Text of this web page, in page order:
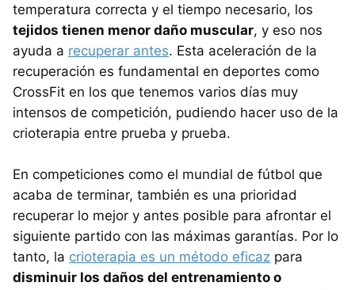
temperatura correcta y el tiempo necesario, los
tejidos tienen menor daño muscular, y eso nos
ayuda a recuperar antes. Esta aceleración de la
recuperación es fundamental en deportes como
CrossFit en los que tenemos varios días muy
intensos de competición, pudiendo hacer uso de la
crioterapia entre prueba y prueba.
En competiciones como el mundial de fútbol que
acaba de terminar, también es una prioridad
recuperar lo mejor y antes posible para afrontar el
siguiente partido con las máximas garantías. Por lo
tanto, la crioterapia es un método eficaz para
disminuir los daños del entrenamiento o